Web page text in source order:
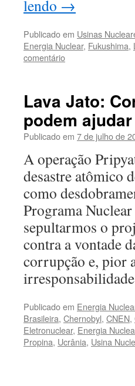
lendo →
Publicado em Usinas
Energia Nuclear, Fukushima,
comentário
Lava Jato:
podem
Publicado em 7 de julho de
A operação
desastre atômico
como
Programa
sepultarmos o
contra a vontade
corrupção e, pior
Publicado em Energia
Brasileira, Chernobyl, CNEN,
Eletronuclear, Energia
Propina, Ucrânia, Usina